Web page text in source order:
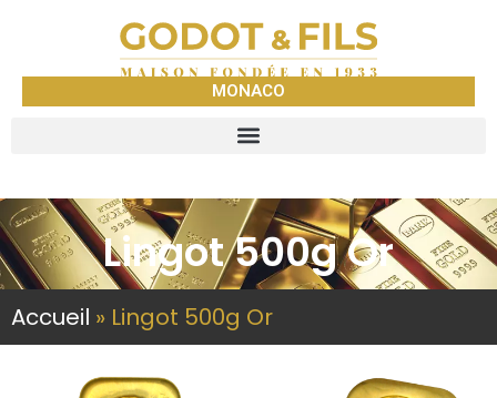
MONACO
Lingot 500g Or
Accueil » Lingot 500g Or